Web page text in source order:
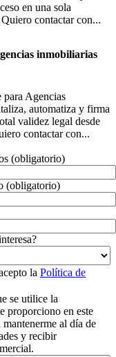
en una sola
contactar con...
inmobiliarias
para Agencias
automatiza y firma
validez legal desde
contactar con...
(obligatorio)
(obligatorio)
la Política de
se utilice la
proporciono en este
al día de
y recibir